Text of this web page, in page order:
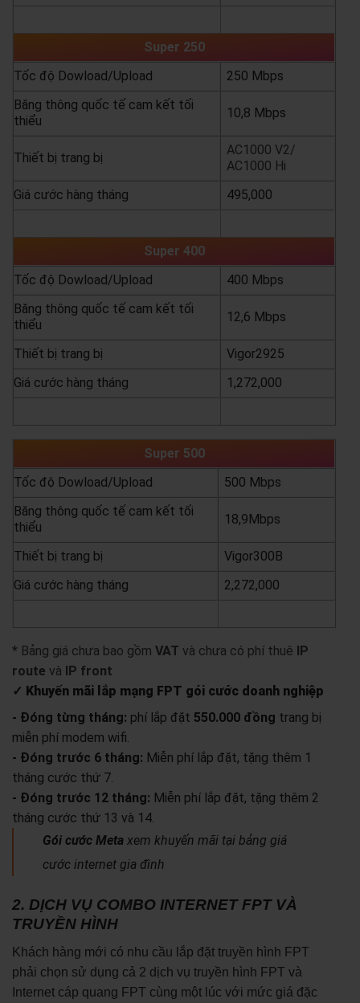
Super 250
Tốc độ Dowload/Upload
250 Mbps
Băng thông quốc tế cam kết tối
thiểu
10,8 Mbps
Thiết bị trang bị
AC1000 V2/
AC1000 Hi
Giá cước hàng tháng
495,000
Super 400
Tốc độ Dowload/Upload
400 Mbps
Băng thông quốc tế cam kết tối
thiểu
12,6 Mbps
Thiết bị trang bị
Vigor2925
Giá cước hàng tháng
1,272,000
Super 500
Tốc độ Dowload/Upload
500 Mbps
Băng thông quốc tế cam kết tối
thiểu
18,9Mbps
Thiết bị trang bị
Vigor300B
Giá cước hàng tháng
2,272,000
* Bảng giá chưa bao gồm VAT và chưa có phí thuê
IP
route và
IP front
✓ Khuyến mãi lắp mạng FPT gói cước doanh nghiệp
- Đóng từng tháng: phí lắp đặt 550.000 đồng trang bị
miễn phí modem wifi.
- Đóng trước 6 tháng: Miễn phí lắp đặt, tặng thêm 1
tháng cước thứ 7.
- Đóng trước 12 tháng: Miễn phí lắp đặt, tặng thêm 2
tháng cước thứ 13 và 14.
Gói cước Meta xem khuyến mãi tại bảng giá
cước internet gia đình
2. DỊCH VỤ COMBO INTERNET FPT VÀ
TRUYỀN HÌNH
Khách hàng mới có nhu cầu lắp đặt truyền hình FPT
phải chọn sử dụng cả 2 dịch vụ truyền hình FPT và
Internet cáp quang FPT cùng một lúc với mức giá đặc